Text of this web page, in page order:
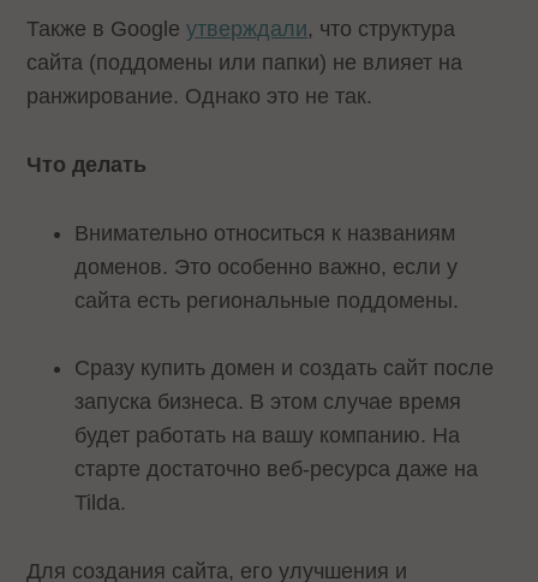
Также в Googleутверждали, что структура
сайта (поддомены или папки) не влияет на
ранжирование. Однако это не так.
Что делать
Внимательно относиться к названиям
доменов. Это особенно важно, если у
сайта есть региональные поддомены.
Сразу купить домен и создать сайт после
запуска бизнеса. В этом случае время
будет работать на вашу компанию. На
старте достаточно веб-ресурса даже на
Tilda.
Для создания сайта, его улучшения и